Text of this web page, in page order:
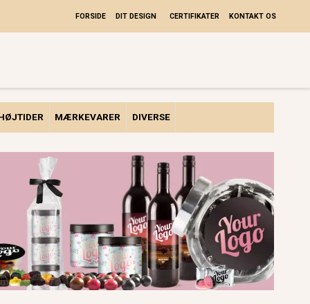
FORSIDE DIT DESIGN CERTIFIKATER KONTAKT OS
MÆRKEVARER DIVERSE